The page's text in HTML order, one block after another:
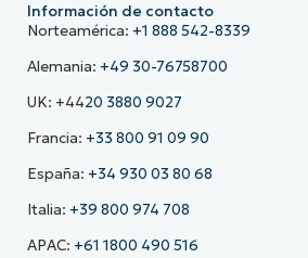
Información de contacto
Norteamérica: +1 888 542-8339
Alemania: +49 30-76758700
UK: +4420 3880 9027
Francia: +33 800 91 09 90
España: +34 930 03 80 68
Italia: +39 800 974 708
APAC: +61 1800 490 516